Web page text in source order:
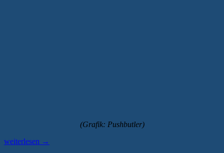
(Grafik: Pushbutler)
„Paranoid
weiterlesen →